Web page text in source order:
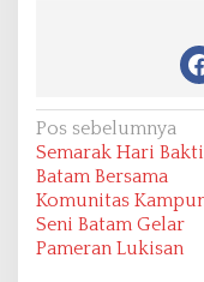
N
a
v
i
Pos sebelumnya
Semarak Hari
Batam Bersama
Komunitas
Seni Batam Gelar
Pameran Lukisan